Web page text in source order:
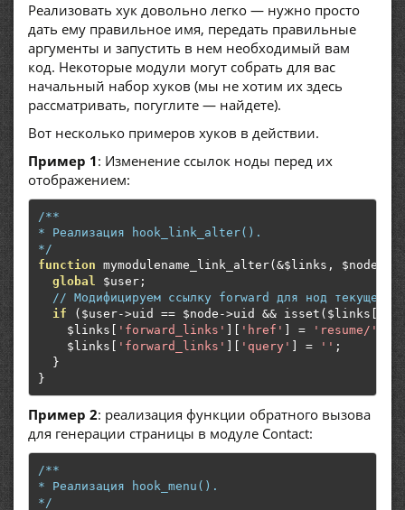
Реализовать хук довольно легко — нужно просто
дать ему правильное имя, передать правильные
аргументы и запустить в нем необходимый вам
код. Некоторые модули могут собрать для вас
начальный набор хуков (мы не хотим их здесь
рассматривать, погуглите — найдете).
Вот несколько примеров хуков в действии.
Пример 1: Изменение ссылок ноды перед их
отображением:
/**
* Реализация hook_link_alter().
*/
function mymodulename_link_alter(&$links , $node
{
global
$user;
// Модифицируем ссылку forward для нод текущего
if
( $user->uid == $node ->uid && isset ( $links [
    $links
[ 'forward_links' ][ 'href' ] = 'resume/'
    $links
[ 'forward_links' ][ 'query' ] = '' ;
}
}
Пример 2: реализация функции обратного вызова
для генерации страницы в модуле Contact:
/**
* Реализация hook_menu().
*/